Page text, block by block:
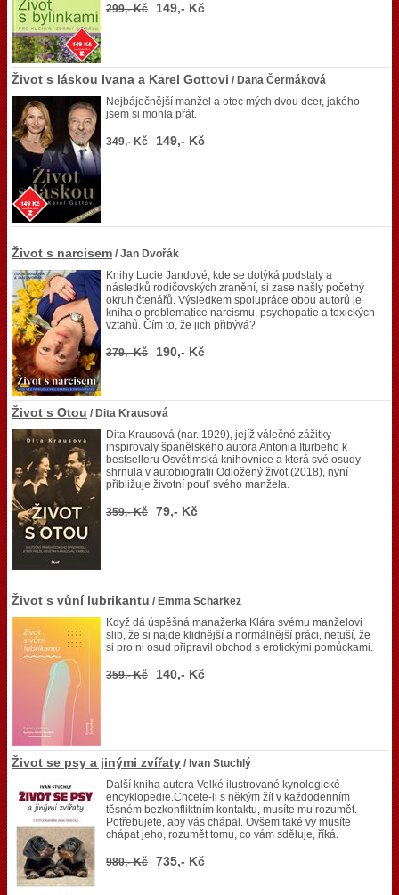
299,- Kč 149,- Kč
Život s láskou Ivana a Karel Gottovi / Dana Čermáková
Nejbáječnější manžel a otec mých dvou dcer, jakého
jsem si mohla přát.
349,- Kč 149,- Kč
Život s narcisem / Jan Dvořák
Knihy Lucie Jandové, kde se dotýká podstaty a
následků rodičovských zranění, si zase našly početný
okruh čtenářů. Výsledkem spolupráce obou autorů je
kniha o problematice narcismu, psychopatie a toxických
vztahů. Čím to, že jich přibývá?
379,- Kč 190,- Kč
Život s Otou / Dita Krausová
Dita Krausová (nar. 1929), jejíž válečné zážitky
inspirovaly španělského autora Antonia Iturbeho k
bestselleru Osvětimská knihovnice a která své osudy
shrnula v autobiografii Odložený život (2018), nyní
přibližuje životní pouť svého manžela.
359,- Kč 79,- Kč
Život s vůní lubrikantu / Emma Scharkez
Když dá úspěšná manažerka Klára svému manželovi
slib, že si najde klidnější a normálnější práci, netuší, že
si pro ni osud připravil obchod s erotickými pomůckami.
359,- Kč 140,- Kč
Život se psy a jinými zvířaty / Ivan Stuchlý
Další kniha autora Velké ilustrované kynologické
encyklopedie.Chcete-li s někým žít v každodenním
těsném bezkonfliktním kontaktu, musíte mu rozumět.
Potřebujete, aby vás chápal. Ovšem také vy musíte
chápat jeho, rozumět tomu, co vám sděluje, říká.
980,- Kč 735,- Kč